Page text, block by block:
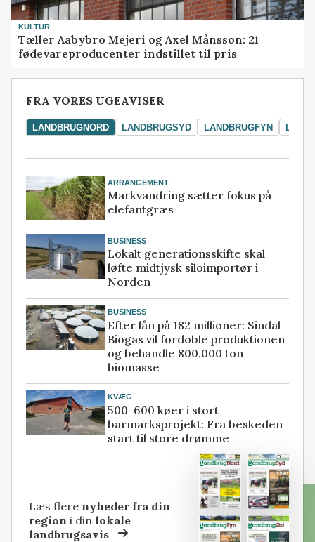
KULTUR
Tæller Aabybro Mejeri og Axel Månsson: 21
fødevareproducenter indstillet til pris
FRA VORES UGEAVISER
LANDBRUGNORD LANDBRUGSYD LANDBRUGFYN
ARRANGEMENT
Markvandring sætter fokus på
elefantgræs
BUSINESS
Lokalt generationsskifte skal
løfte midtjysk siloimportør i
Norden
BUSINESS
Efter lån på 182 millioner: Sindal
Biogas vil fordoble produktionen
og behandle 800.000 ton
biomasse
KVÆG
500-600 køer i stort
barmarksprojekt: Fra beskeden
start til store drømme
Læs flere nyheder fra din
region i dinlokale
landbrugsavis